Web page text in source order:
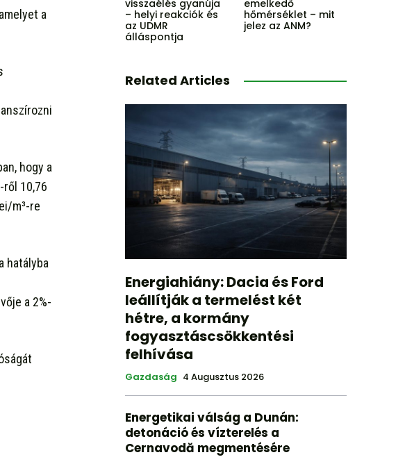
a
hogy a
10,76
m³-re
hatályba
a 2%-
visszaélés gyanúja
– helyi reakciók és
az UDMR
álláspontja
emelkedő
hőmérséklet – mit
jelez az ANM?
Related Articles
Energiahiány: Dacia és Ford
leállítják a termelést két
hétre, a kormány
fogyasztáscsökkentési
felhívása
Gazdaság 4 Augusztus 2026
Energetikai válság a Dunán:
detonáció és vízterelés a
Cernavodă megmentésére